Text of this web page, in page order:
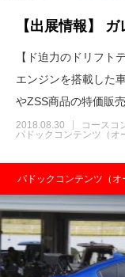
【出展情報】
【ド迫力のドリフト
エンジンを搭載した
やZSS商品の特価販
2018.08.30
コースコ
パドックコンテンツ（オ
パドックコンテンツ（オ